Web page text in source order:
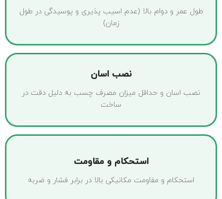
طول عمر و دوام بالا (عدم اسیب پذیری و پوسیدگی در طول
زمان)
نصب اسان
نصب اسان و حداقل میزان مصرف چسب به دلیل دقت در
ساخت
استحکام و مقاومت
استحکام و مقاومت مکانیکی بالا در برابر فشار و ضربه